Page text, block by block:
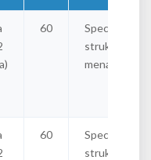
60
Specijalista
strukovni
menadžer
60
Specijalista
strukovni